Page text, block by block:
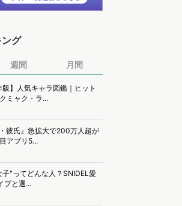
グ
週間 月間
版】人気キャラ図鑑｜ヒット
ミャク・ラ...
・彼氏』急拡大で200万人超が
アプリ5...
子"ってどんな人？SNIDEL愛
プと選...